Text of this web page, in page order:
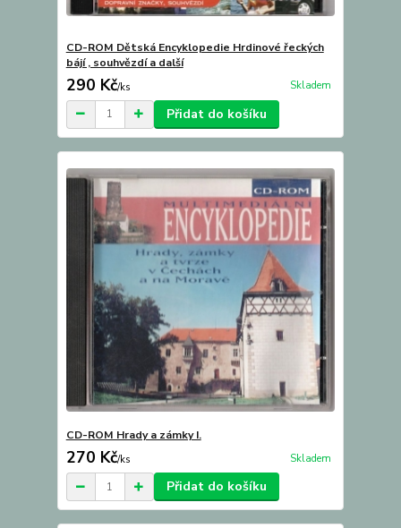
CD-ROM Dětská Encyklopedie Hrdinové řeckých
bájí , souhvězdí a další
290 Kč/ks Skladem
Přidat do košíku
CD-ROM Hrady a zámky I.
270 Kč/ks Skladem
Přidat do košíku